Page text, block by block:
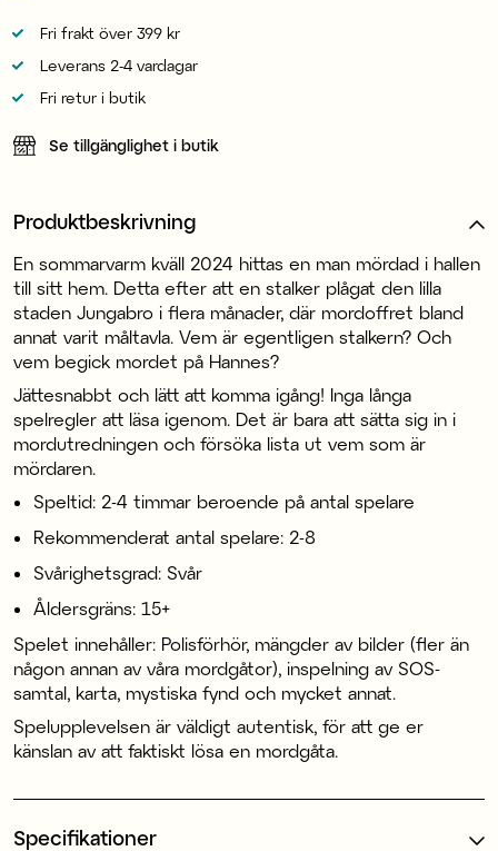
Fri frakt över 399 kr
Leverans 2-4 vardagar
Fri retur i butik
Se tillgänglighet i butik
Produktbeskrivning
En sommarvarm kväll 2024 hittas en man mördad i hallen
till sitt hem. Detta efter att en stalker plågat den lilla
staden Jungabro i flera månader, där mordoffret bland
annat varit måltavla. Vem är egentligen stalkern? Och
vem begick mordet på Hannes?
Jättesnabbt och lätt att komma igång! Inga långa
spelregler att läsa igenom. Det är bara att sätta sig in i
mordutredningen och försöka lista ut vem som är
mördaren.
Speltid: 2-4 timmar beroende på antal spelare
Rekommenderat antal spelare: 2-8
Svårighetsgrad: Svår
Åldersgräns: 15+
Spelet innehåller: Polisförhör, mängder av bilder (fler än
någon annan av våra mordgåtor), inspelning av SOS-
samtal, karta, mystiska fynd och mycket annat.
Spelupplevelsen är väldigt autentisk, för att ge er
känslan av att faktiskt lösa en mordgåta.
Specifikationer